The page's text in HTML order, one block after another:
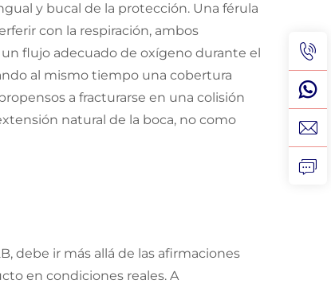
y bucal de la protección. Una férula
con la respiración, ambos
flujo adecuado de oxígeno durante el
al mismo tiempo una cobertura
a fracturarse en una colisión
natural de la boca, no como
debe ir más allá de las afirmaciones
en condiciones reales. A